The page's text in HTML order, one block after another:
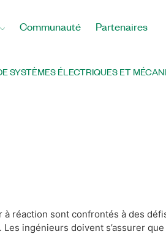
Communauté Partenaires
SYSTÈMES ÉLECTRIQUES ET
réaction sont confrontés à des
ingénieurs doivent s’assurer